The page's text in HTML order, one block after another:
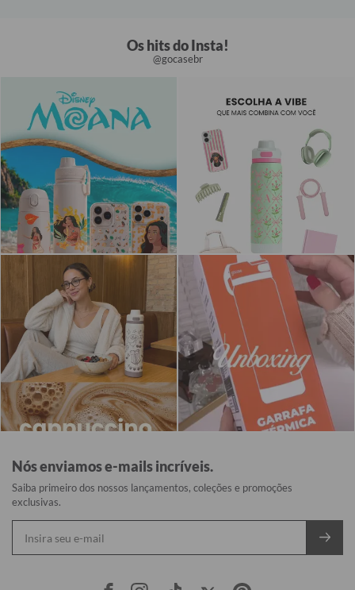
Os hits do Insta!
@gocasebr
Nós enviamos e-mails incríveis.
Saiba primeiro dos nossos lançamentos, coleções e promoções
exclusivas.